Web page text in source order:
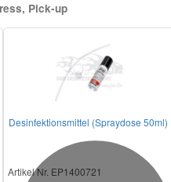
Pick-up
Desinfektionsmittel (Spraydose 50ml)
Artikel Nr. EP1400721